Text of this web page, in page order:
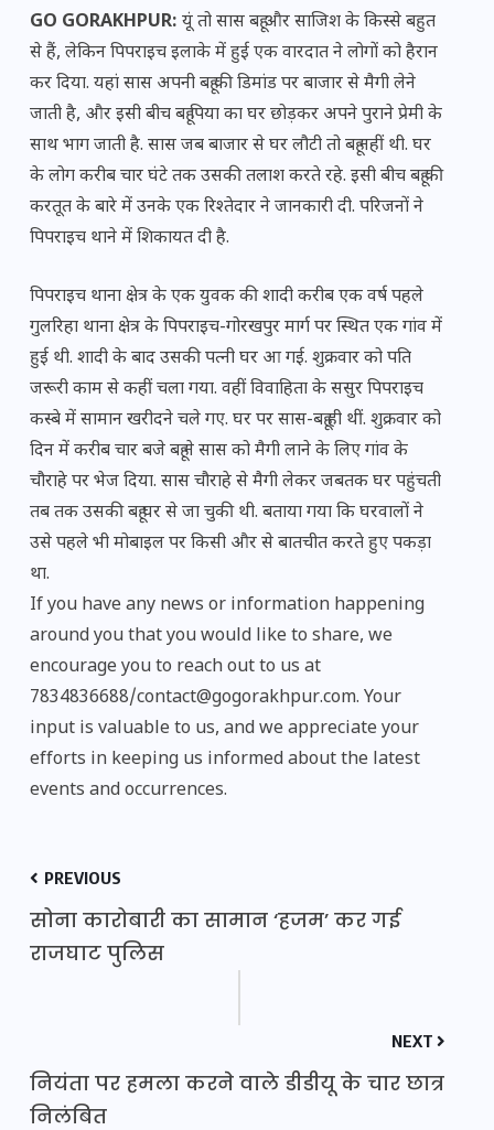
GO GORAKHPUR: यूं तो सास बहू और साजिश के किस्से बहुत
से हैं, लेकिन पिपराइच इलाके में हुई एक वारदात ने लोगों को हैरान
कर दिया. यहां सास अपनी बहू की डिमांड पर बाजार से मैगी लेने
जाती है, और इसी बीच बहू पिया का घर छोड़कर अपने पुराने प्रेमी के
साथ भाग जाती है. सास जब बाजार से घर लौटी तो बहू नहीं थी. घर
के लोग करीब चार घंटे तक उसकी तलाश करते रहे. इसी बीच बहू की
करतूत के बारे में उनके एक रिश्तेदार ने जानकारी दी. परिजनों ने
पिपराइच थाने में शिकायत दी है.
पिपराइच थाना क्षेत्र के एक युवक की शादी करीब एक वर्ष पहले
गुलरिहा थाना क्षेत्र के पिपराइच-गोरखपुर मार्ग पर स्थित एक गांव में
हुई थी. शादी के बाद उसकी पत्नी घर आ गई. शुक्रवार को पति
जरूरी काम से कहीं चला गया. वहीं विवाहिता के ससुर पिपराइच
कस्बे में सामान खरीदने चले गए. घर पर सास-बहू ही थीं. शुक्रवार को
दिन में करीब चार बजे बहू ने सास को मैगी लाने के लिए गांव के
चौराहे पर भेज दिया. सास चौराहे से मैगी लेकर जबतक घर पहुंचती
तब तक उसकी बहू घर से जा चुकी थी. बताया गया कि घरवालों ने
उसे पहले भी मोबाइल पर किसी और से बातचीत करते हुए पकड़ा
था.
If you have any news or information happening
around you that you would like to share, we
encourage you to reach out to us at
7834836688/contact@gogorakhpur.com. Your
input is valuable to us, and we appreciate your
efforts in keeping us informed about the latest
events and occurrences.
PREVIOUS
सोना कारोबारी का सामान ‘हजम’ कर गई
राजघाट पुलिस
NEXT
नियंता पर हमला करने वाले डीडीयू के चार छात्र
निलंबित